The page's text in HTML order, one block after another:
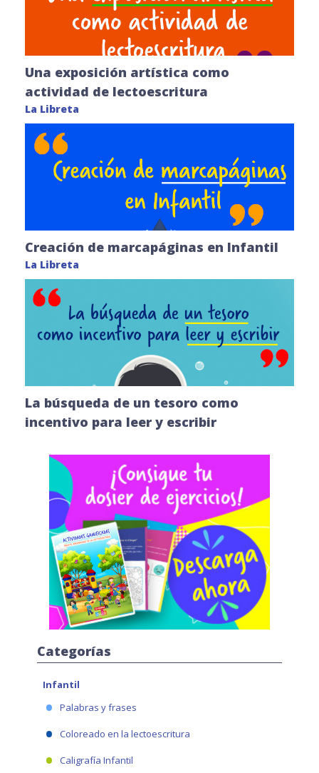
Una exposición artística como
actividad de lectoescritura
La Libreta
Creación de marcapáginas en Infantil
La Libreta
La búsqueda de un tesoro como
incentivo para leer y escribir
Categorías
Infantil
Palabras y frases
Coloreado en la lectoescritura
Caligrafía Infantil